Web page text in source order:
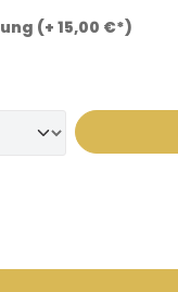
(+ 15,00 €*)